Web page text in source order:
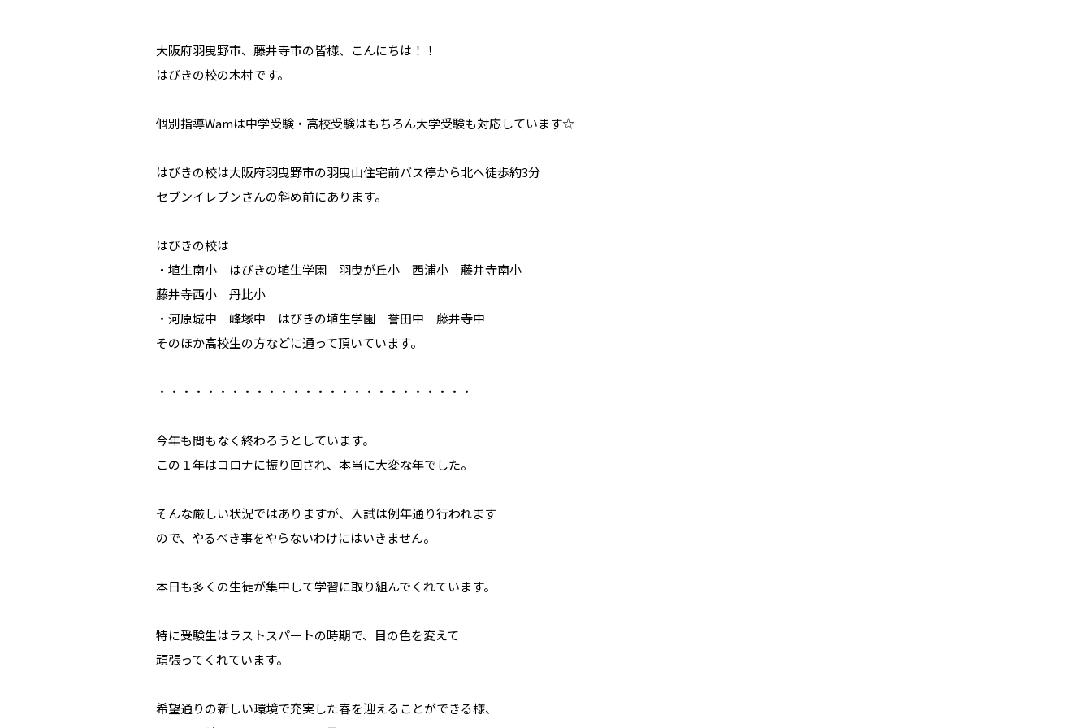
大阪府羽曳野市、藤井寺市の皆様、こんにちは！！
はびきの校の木村です。
個別指導Wamは中学受験・高校受験はもちろん大学受験も対応しています☆
はびきの校は大阪府羽曳野市の羽曳山住宅前バス停から北へ徒歩約3分
セブンイレブンさんの斜め前にあります。
はびきの校は
・埴生南小 はびきの埴生学園 羽曳が丘小 西浦小 藤井寺南小
藤井寺西小 丹比小
・河原城中 峰塚中 はびきの埴生学園 誉田中 藤井寺中
そのほか高校生の方などに通って頂いています。
・・・・・・・・・・・・・・・・・・・・・・・・・・
今年も間もなく終わろうとしています。
この１年はコロナに振り回され、本当に大変な年でした。
そんな厳しい状況ではありますが、入試は例年通り行われます
ので、やるべき事をやらないわけにはいきません。
本日も多くの生徒が集中して学習に取り組んでくれています。
特に受験生はラストスパートの時期で、目の色を変えて
頑張ってくれています。
希望通りの新しい環境で充実した春を迎えることができる様、